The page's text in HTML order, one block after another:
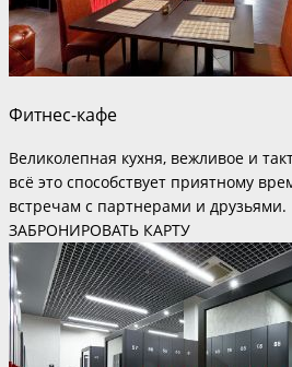
Фитнес-кафе
Великолепная кухня, вежливое и
всё это способствует приятному
встречам с партнерами и друзьями.
ЗАБРОНИРОВАТЬ КАРТУ